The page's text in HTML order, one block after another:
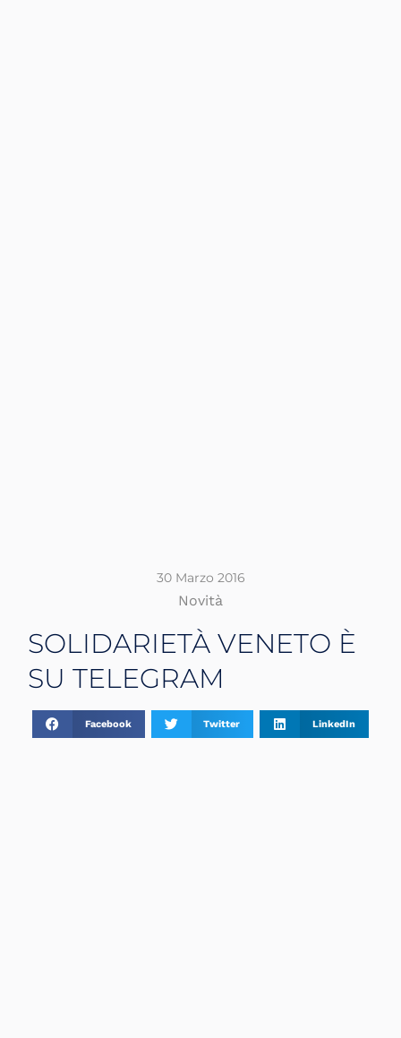
30 Marzo 2016
Novità
SOLIDARIETÀ VENETO È
SU TELEGRAM
Facebook Twitter LinkedIn